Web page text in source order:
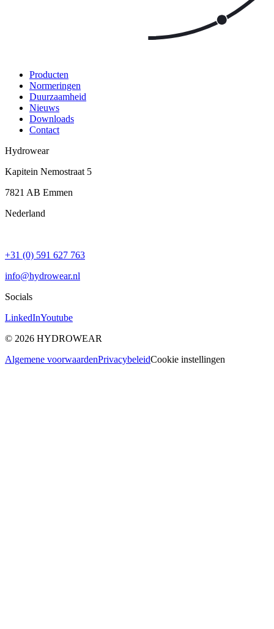
Producten
Normeringen
Duurzaamheid
Nieuws
Downloads
Contact
Hydrowear
Kapitein Nemostraat 5
7821 AB Emmen
Nederland
+31 (0) 591 627 763
info@hydrowear.nl
Socials
LinkedInYoutube
© 2026 HYDROWEAR
Algemene voorwaardenPrivacybeleidCookie instellingen